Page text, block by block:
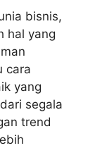
bisnis,
hal yang
cara
yang
segala
trend